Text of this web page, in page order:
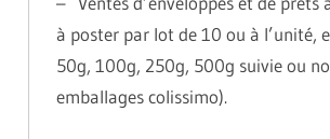
à poster par lot de 10 ou à l’unité,
50g, 100g, 250g, 500g suivie ou
emballages colissimo).